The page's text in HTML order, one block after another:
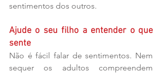
sentimentos dos outros.
Ajude o seu filho a entender o que
sente
Não é fácil falar de sentimentos. Nem
sequer os adultos compreendem